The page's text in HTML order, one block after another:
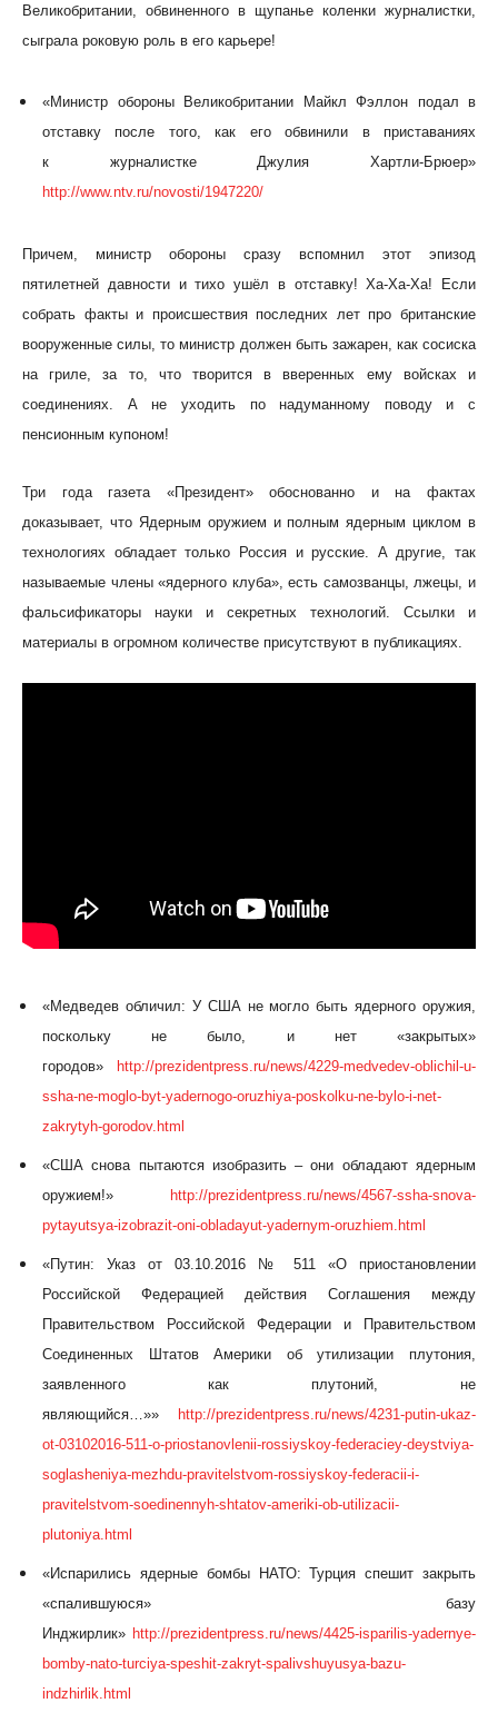
Великобритании, обвиненного в щупанье коленки журналистки,
сыграла роковую роль в его карьере!
«Министр обороны Великобритании Майкл Фэллон подал в
отставку после того, как его обвинили в приставаниях
к журналистке Джулия Хартли-Брюер»
http://www.ntv.ru/novosti/1947220/
Причем, министр обороны сразу вспомнил этот эпизод
пятилетней давности и тихо ушёл в отставку! Ха-Ха-Ха! Если
собрать факты и происшествия последних лет про британские
вооруженные силы, то министр должен быть зажарен, как сосиска
на гриле, за то, что творится в вверенных ему войсках и
соединениях. А не уходить по надуманному поводу и с
пенсионным купоном!
Три года газета «Президент» обоснованно и на фактах
доказывает, что Ядерным оружием и полным ядерным циклом в
технологиях обладает только Россия и русские. А другие, так
называемые члены «ядерного клуба», есть самозванцы, лжецы, и
фальсификаторы науки и секретных технологий. Ссылки и
материалы в огромном количестве присутствуют в публикациях.
«Медведев обличил: У США не могло быть ядерного оружия,
поскольку не было, и нет «закрытых»
городов»
http://prezidentpress.ru/news/4229-medvedev-oblichil-u-
ssha-ne-moglo-byt-yadernogo-oruzhiya-poskolku-ne-bylo-i-net-
zakrytyh-gorodov.html
«США снова пытаются изобразить – они обладают ядерным
оружием!»
http://prezidentpress.ru/news/4567-ssha-snova-
pytayutsya-izobrazit-oni-obladayut-yadernym-oruzhiem.html
«Путин: Указ от 03.10.2016 № 511 «О приостановлении
Российской Федерацией действия Соглашения между
Правительством Российской Федерации и Правительством
Соединенных Штатов Америки об утилизации плутония,
заявленного как плутоний, не
являющийся…»»
http://prezidentpress.ru/news/4231-putin-ukaz-
ot-03102016-511-o-priostanovlenii-rossiyskoy-federaciey-deystviya-
soglasheniya-mezhdu-pravitelstvom-rossiyskoy-federacii-i-
pravitelstvom-soedinennyh-shtatov-ameriki-ob-utilizacii-
plutoniya.html
«Испарились ядерные бомбы НАТО: Турция спешит закрыть
«спалившуюся» базу
Инджирлик» http://prezidentpress.ru/news/4425-isparilis-yadernye-
bomby-nato-turciya-speshit-zakryt-spalivshuyusya-bazu-
indzhirlik.html